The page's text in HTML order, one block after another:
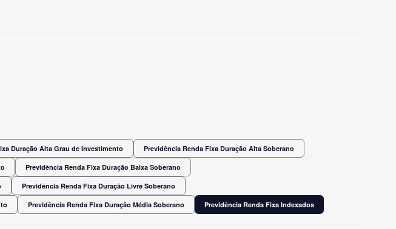
Duração Alta Grau de Investimento Previdência Renda Fixa Duração Alta Soberano
Previdência Renda Fixa Duração Baixa Soberano
Previdência Renda Fixa Duração Livre Soberano
Previdência Renda Fixa Duração Média Soberano Previdência Renda Fixa Indexados